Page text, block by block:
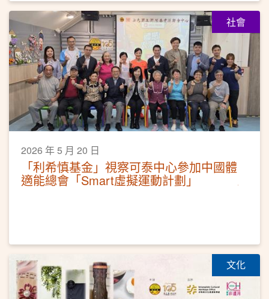
社會
2026 年 5 月 20 日
「利希慎基金」視察可泰中心參加中國體
適能總會「Smart虛擬運動計劃」
文化